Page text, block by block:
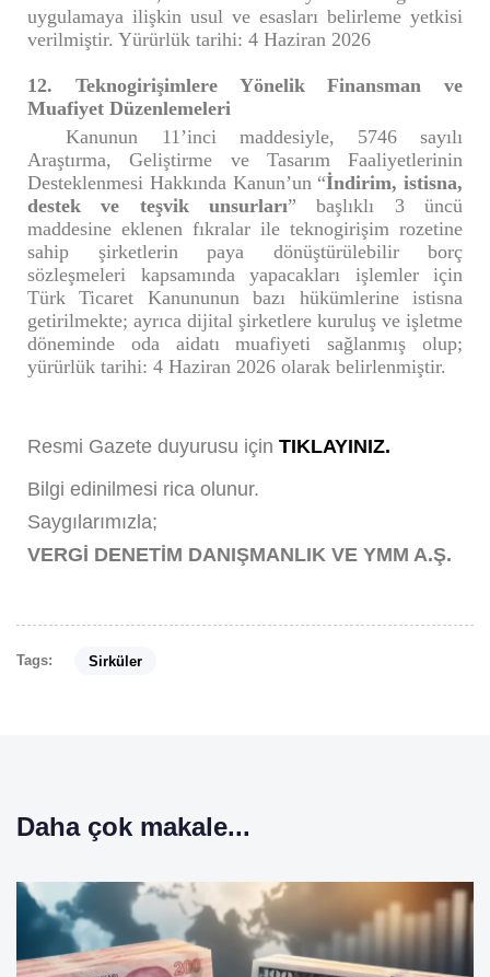
uygulamaya ilişkin usul ve esasları belirleme yetkisi
verilmiştir. Yürürlük tarihi: 4 Haziran 2026
12. Teknogirişimlere Yönelik Finansman ve
Muafiyet Düzenlemeleri
Kanunun 11’inci maddesiyle, 5746 sayılı
Araştırma, Geliştirme ve Tasarım Faaliyetlerinin
Desteklenmesi Hakkında Kanun’un “İndirim, istisna,
destek ve teşvik unsurları” başlıklı 3 üncü
maddesine eklenen fıkralar ile teknogirişim rozetine
sahip şirketlerin paya dönüştürülebilir borç
sözleşmeleri kapsamında yapacakları işlemler için
Türk Ticaret Kanununun bazı hükümlerine istisna
getirilmekte; ayrıca dijital şirketlere kuruluş ve işletme
döneminde oda aidatı muafiyeti sağlanmış olup;
yürürlük tarihi: 4 Haziran 2026 olarak belirlenmiştir.
Resmi Gazete duyurusu için TIKLAYINIZ.
Bilgi edinilmesi rica olunur.
Saygılarımızla;
VERGİ DENETİM DANIŞMANLIK VE YMM A.Ş.
Tags: Sirküler
Daha çok makale...